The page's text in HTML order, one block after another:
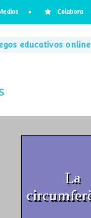
Colabora
educativos online